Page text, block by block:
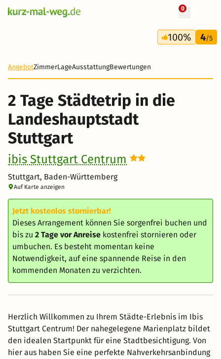
0
2 Tage
60 €
100% 4/5
AngebotZimmerLageAusstattungBewertungen
2 Tage Städtetrip in die
Landeshauptstadt
Stuttgart
ibis Stuttgart Centrum
Stuttgart, Baden-Württemberg
Auf Karte anzeigen
Jetzt kostenlos stornierbar!
Dieses Arrangement können Sie sorgenfrei buchen und
bis zu 2 Tage vor Anreise kostenfrei stornieren oder
umbuchen. Es besteht momentan keine
Notwendigkeit, auf eine spannende Reise in den
kommenden Monaten zu verzichten.
Herzlich Willkommen zu Ihrem Städte-Erlebnis im Ibis
Stuttgart Centrum! Der nahegelegene Marienplatz bildet
den idealen Startpunkt für eine Stadtbesichtigung. Von
hier aus haben Sie eine perfekte Nahverkehrsanbindung